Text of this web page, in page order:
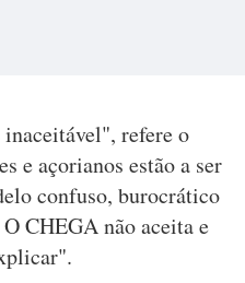
inaceitável", refere o
e açorianos estão a ser
confuso, burocrático
CHEGA não aceita e